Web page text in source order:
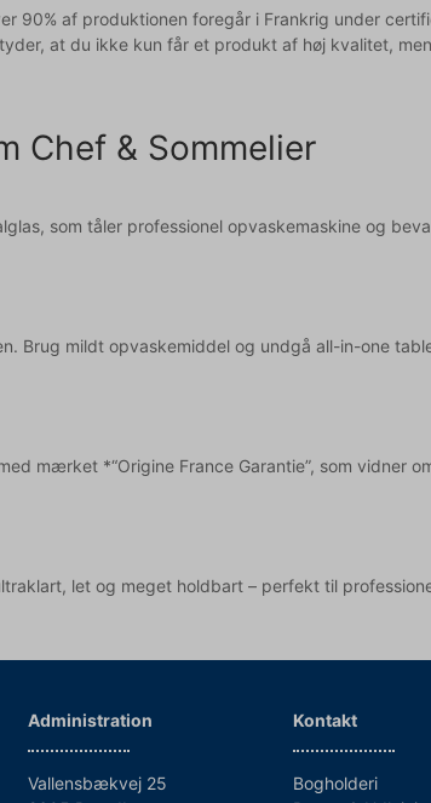
90% af produktionen foregår i Frankrig under
at du ikke kun får et produkt af høj kvalitet,
Chef & Sommelier
som tåler professionel opvaskemaskine og
Brug mildt opvaskemiddel og undgå all-in-one
mærket *“Origine France Garantie”, som vidner
let og meget holdbart – perfekt til
Administration
Vallensbækvej 25
Kontakt
Bogholderi